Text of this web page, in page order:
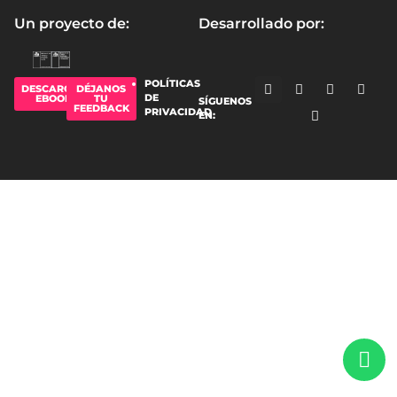
Un proyecto de: Desarrollado por:
DESCARGAR
EBOOK
DÉJANOS
TU
FEEDBACK
POLÍTICAS
DE
PRIVACIDAD
SÍGUENOS
EN: